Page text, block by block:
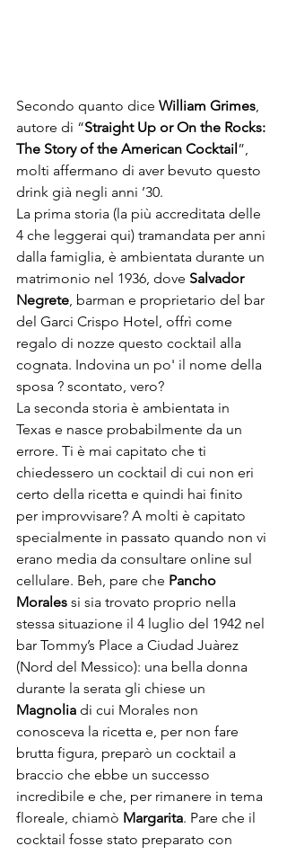
Secondo quanto dice William Grimes,
autore di “Straight Up or On the Rocks:
The Story of the American Cocktail ”,
molti affermano di aver bevuto questo
drink già negli anni ’30.
La prima storia (la più accreditata delle
4 che leggerai qui) tramandata per anni
dalla famiglia, è ambientata durante un
matrimonio nel 1936, dove Salvador
Negrete, barman e proprietario del bar
del Garci Crispo Hotel, offrì come
regalo di nozze questo cocktail alla
cognata. Indovina un po' il nome della
sposa ? scontato, vero?
La seconda storia è ambientata in
Texas e nasce probabilmente da un
errore. Ti è mai capitato che ti
chiedessero un cocktail di cui non eri
certo della ricetta e quindi hai finito
per improvvisare? A molti è capitato
specialmente in passato quando non vi
erano media da consultare online sul
cellulare. Beh, pare che Pancho
Morales si sia trovato proprio nella
stessa situazione il 4 luglio del 1942 nel
bar Tommy’s Place a Ciudad Juàrez
(Nord del Messico): una bella donna
durante la serata gli chiese un
Magnolia di cui Morales non
conosceva la ricetta e, per non fare
brutta figura, preparò un cocktail a
braccio che ebbe un successo
incredibile e che, per rimanere in tema
floreale, chiamò Margarita. Pare che il
cocktail fosse stato preparato con